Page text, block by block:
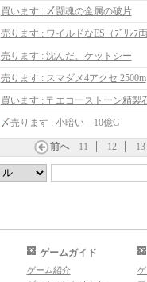
買います : 〆闘魂の金属の破片
売ります : ワイルドなES（ﾌﾞﾘﾚﾌ
売ります : 沈んだ、ケットシー
売ります : スマダメ4アクセ 2500m
買います : 〒エコーストーン精製
〆売ります : 小暗い 10億G
前へ 11 12 13
ゲームガイド
ゲーム紹介